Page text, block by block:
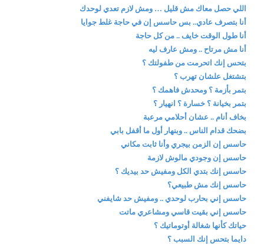
اللي حصل معاك مش قليل … ومش لازم تعدي لوحدك
أنا بتصرف عادي.. بس حاسس إن في حاجة غلط جوايا
أنا طول الوقت خايف .. من كل حاجة
أنا مش مرتاح .. ومش عارف ليه
بتحس إنك اتحرمت من طفولتك ؟
بتشتغل علشان تهرب ؟
بتمر بأزمة ؟ ومحدش فاهمك ؟
بتمر بخيانة ؟ خسارة ؟ انهيار ؟
بخاف أنام .. عشان أحلامي مرعبة
بضحك قدام الناس .. وبنهار أول ما أقفل بابي
حاسس إن الزمن بيجري وأنا ثابت مكاني
حاسس إن وجودي مالوش لازمة
حاسس إنك بتدي الكل ومفيش حد بيديك ؟
حاسس إنك مش طبيعي؟
حاسس إني بحارب لوحدي .. ومفيش حد شايفني
حاسس إني بقيت قاسي ومشاعري ماتت
حياتك كأنها شغالة أوتوماتيك ؟
دايما بتحس إنك السبب ؟